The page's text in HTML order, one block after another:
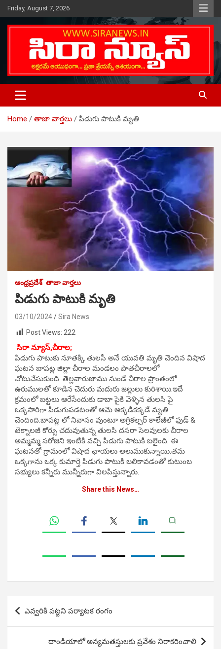
Skip
to
content
Friday, August 7, 2026
SIRA NEWS
Telugu Online News Daily
Home తాజా వార్తలు పిడుగు పాటుకి మృతి
ఆంధ్రప్రదేశ్ తాజా వార్తలు
పిడుగు పాటుకి మృతి
03/10/2024
Sira News
Post Views: 222
సిరా న్యూస్,చీరాల;
పిడుగు పాటుకు నూతక్కి తులసీ అనే యువతి మృతి చెందిన విషాద
ఘటన బాపట్ల జిల్లా చీరాల మండలం పాతచీరాలలో
చోటుచేసుకుంది. తెల్లవారుజాము నుండే చీరాల ప్రాంతంలో
ఉరుములతో కూడిన చెదురు మదురు జల్లులు కురిశాయి.ఇదే
క్రమంలో బట్టలు ఆరేసేందుకు డాబా పైకి వెళ్ళిన తులసి పై
ఒక్కసారిగా పిడుగుపడటంతో ఆమె అక్కడికక్కడే మృతి
చెందింది.బాపట్ల లో నివాసం వుంటూ అగ్రికల్చర్ కాలేజీలో ఫుడ్ &
టెక్నాలజీ కోర్సు చదువుతున్న తులసి దసరా సెలవులకు చీరాల
అమ్మమ్మ సరోజిని ఇంటికి వచ్చి పిడుగు పాటుకి బలైంది. ఈ
ఘటనతో గ్రామంలో విషాద ఛాయలు అలుముకున్నాయి.తమ
ఒక్కగాను ఒక్క కుమార్తె పిడుగు పాటుకి బలికావడంతో కుటుంబ
సభ్యులు కన్నీరు మున్నీరుగా విలపిస్తున్నారు.
Share this News…
Post
navigation
ఎవ్వరికి పట్టని పర్యాటక రంగం
దాండియాలో అన్యమతస్తులకు ప్రవేశం నిరాకరించాలి